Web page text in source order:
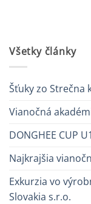
Všetky články
Šťuky zo Strečna
Vianočná
DONGHEE CUP
Najkrajšia
Exkurzia vo
Slovakia s.r.o.